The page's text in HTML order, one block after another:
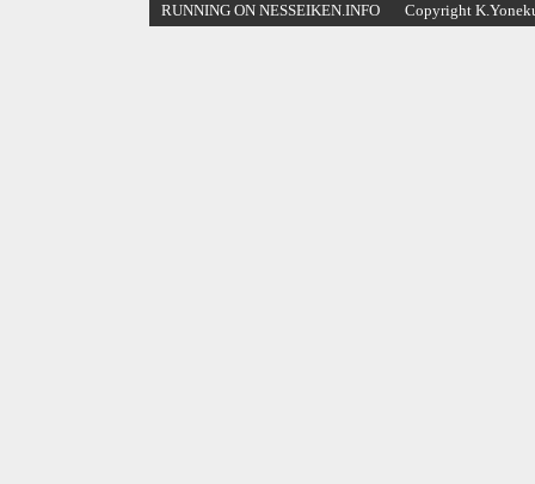
RUNNING ON NESSEIKEN.INFO Copyright